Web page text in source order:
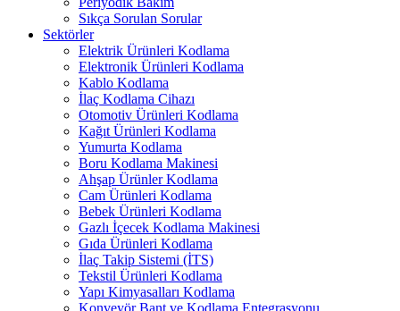
Sıkça Sorulan Sorular
Sektörler
Elektrik Ürünleri Kodlama
Elektronik Ürünleri Kodlama
Kablo Kodlama
İlaç Kodlama Cihazı
Otomotiv Ürünleri Kodlama
Kağıt Ürünleri Kodlama
Yumurta Kodlama
Boru Kodlama Makinesi
Ahşap Ürünler Kodlama
Cam Ürünleri Kodlama
Bebek Ürünleri Kodlama
Gazlı İçecek Kodlama Makinesi
Gıda Ürünleri Kodlama
İlaç Takip Sistemi (İTS)
Tekstil Ürünleri Kodlama
Yapı Kimyasalları Kodlama
Konveyör Bant ve Kodlama Entegrasyonu